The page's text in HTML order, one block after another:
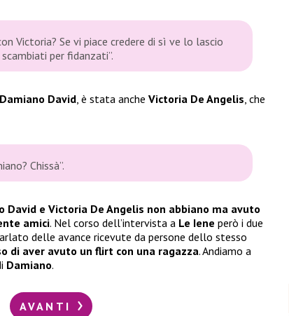
Victoria? Se vi piace credere di sì ve lo lascio
per fidanzati”.
Damiano David, è stata anche Victoria De Angelis, che
Chissà”.
David e Victoria De Angelis non abbiano ma avuto
amici. Nel corso dell’intervista a Le Iene però i due
delle avance ricevute da persone dello stesso
di aver avuto un flirt con una ragazza. Andiamo a
Damiano.
AVANTI